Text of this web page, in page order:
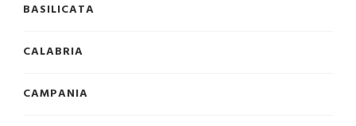
BASILICATA
CALABRIA
CAMPANIA